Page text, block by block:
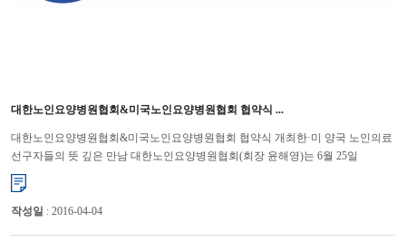
대한노인요양병원협회&미국노인요양병원협회 협약식 ...
대한노인요양병원협회&미국노인요양병원협회 협약식 개최한·미 양국 노인의료
선구자들의 뜻 깊은 만남 대한노인요양병원협회(회장 윤해영)는 6월 25일
오후 12시에 삼성동 인터컨티넨탈 서울 코엑스 호텔에�...
작성일 : 2016-04-04